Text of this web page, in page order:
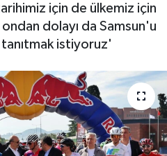
için de ülkemiz için
dolayı da Samsun'u
istiyoruz'